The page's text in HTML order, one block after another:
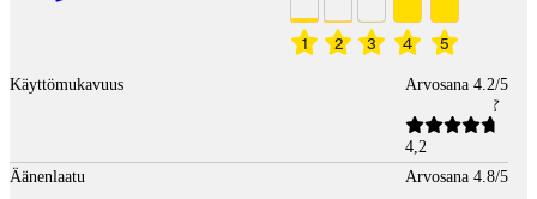
1 2 3 4 5
Käyttömukavuus Arvosana 4.2/5
4,2
Äänenlaatu
Arvosana 4.8/5